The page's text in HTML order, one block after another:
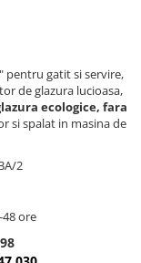
pentru gatit si servire,
de glazura lucioasa,
ecologice, fara
si spalat in masina de
2
ore